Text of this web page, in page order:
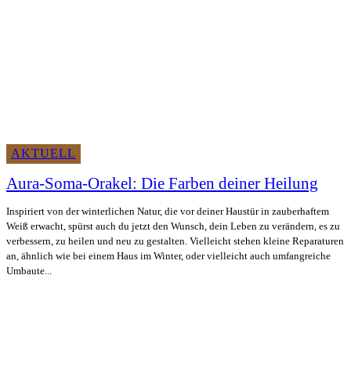
AKTUELL
Aura-Soma-Orakel: Die Farben deiner Heilung
Inspiriert von der winterlichen Natur, die vor deiner Haustür in zauberhaftem
Weiß erwacht, spürst auch du jetzt den Wunsch, dein Leben zu verändern, es zu
verbessern, zu heilen und neu zu gestalten. Vielleicht stehen kleine Reparaturen
an, ähnlich wie bei einem Haus im Winter, oder vielleicht auch umfangreiche
Umbaute...